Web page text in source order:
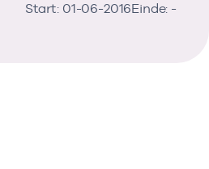
Start: 01-06-2016Einde: -